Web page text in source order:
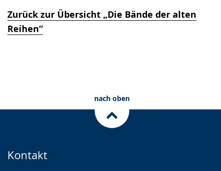
Zurück zur Übersicht „Die Bände der alten
Reihen“
nach oben
Kontakt